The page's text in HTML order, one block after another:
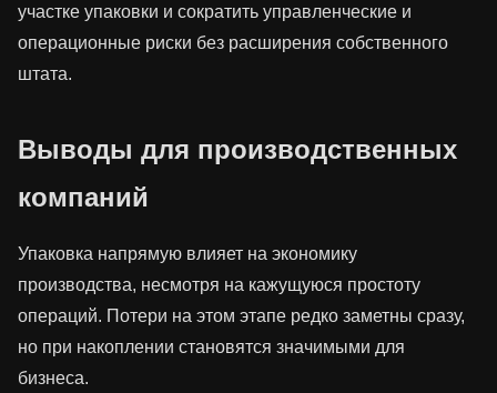
участке упаковки и сократить управленческие и
операционные риски без расширения собственного
штата.
Выводы для производственных
компаний
Упаковка напрямую влияет на экономику
производства, несмотря на кажущуюся простоту
операций. Потери на этом этапе редко заметны сразу,
но при накоплении становятся значимыми для
бизнеса.